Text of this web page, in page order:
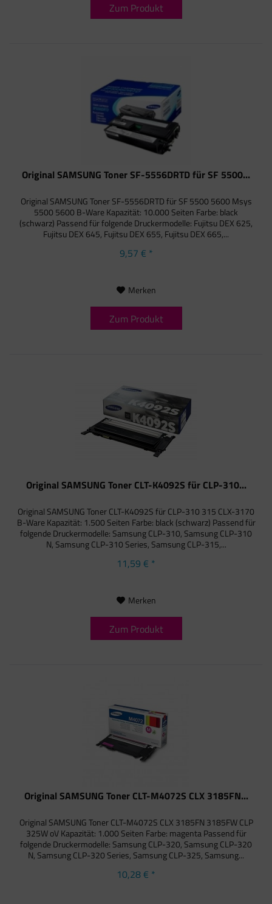
Zum Produkt
Original SAMSUNG Toner SF-5556DRTD für SF 5500...
Original SAMSUNG Toner SF-5556DRTD für SF 5500 5600 Msys
5500 5600 B-Ware Kapazität: 10.000 Seiten Farbe: black
(schwarz) Passend für folgende Druckermodelle: Fujitsu DEX 625,
Fujitsu DEX 645, Fujitsu DEX 655, Fujitsu DEX 665,...
9,57 € *
Merken
Zum Produkt
Original SAMSUNG Toner CLT-K4092S für CLP-310...
Original SAMSUNG Toner CLT-K4092S für CLP-310 315 CLX-3170
B-Ware Kapazität: 1.500 Seiten Farbe: black (schwarz) Passend für
folgende Druckermodelle: Samsung CLP-310, Samsung CLP-310
N, Samsung CLP-310 Series, Samsung CLP-315,...
11,59 € *
Merken
Zum Produkt
Original SAMSUNG Toner CLT-M4072S CLX 3185FN...
Original SAMSUNG Toner CLT-M4072S CLX 3185FN 3185FW CLP
325W oV Kapazität: 1.000 Seiten Farbe: magenta Passend für
folgende Druckermodelle: Samsung CLP-320, Samsung CLP-320
N, Samsung CLP-320 Series, Samsung CLP-325, Samsung...
10,28 € *